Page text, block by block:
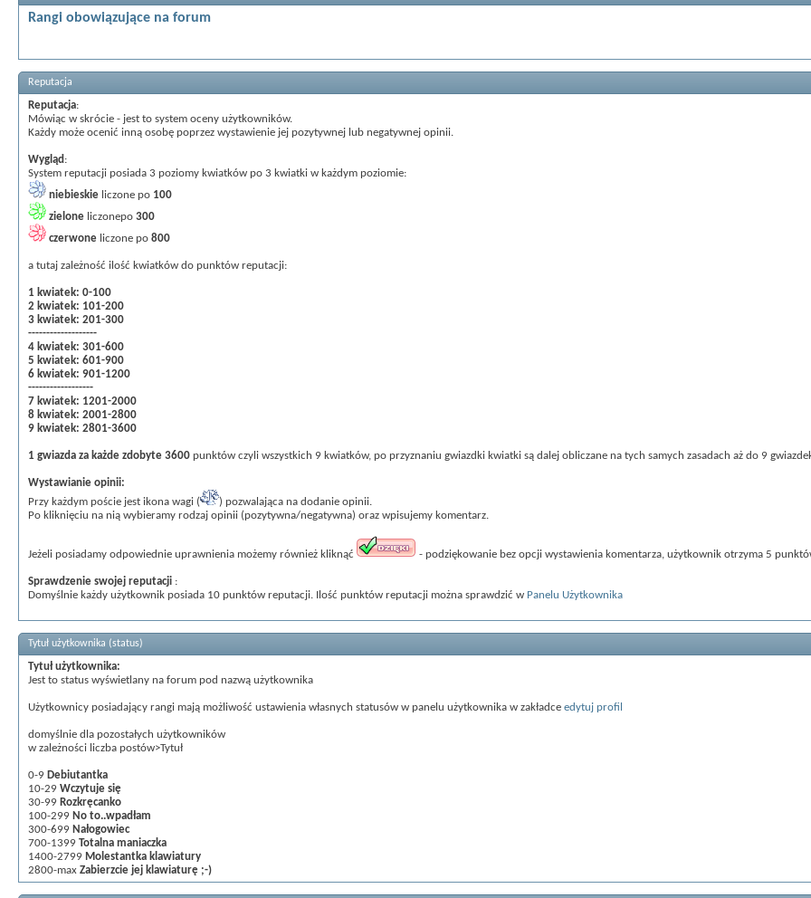
Rangi obowiązujące na forum
Reputacja
Reputacja:
Mówiąc w skrócie - jest to system oceny użytkowników.
Każdy może ocenić inną osobę poprzez wystawienie jej pozytywnej lub negatywnej opinii.
Wygląd :
System reputacji posiada 3 poziomy kwiatków po 3 kwiatki w każdym poziomie:
niebieskie liczone po 100
zielone liczonepo 300
czerwone liczone po 800
a tutaj zależność ilość kwiatków do punktów reputacji:
1 kwiatek: 0-100
2 kwiatek: 101-200
3 kwiatek: 201-300
-------------------
4 kwiatek: 301-600
5 kwiatek: 601-900
6 kwiatek: 901-1200
------------------
7 kwiatek: 1201-2000
8 kwiatek: 2001-2800
9 kwiatek: 2801-3600
1 gwiazda za każde zdobyte 3600 punktów czyli wszystkich 9 kwiatków, po przyznaniu gwiazdki kwiatki są dalej obliczane na tych samych zasadach aż do 9
Wystawianie opinii:
Przy każdym poście jest ikona wagi (
) pozwalająca na dodanie opinii.
Po kliknięciu na nią wybieramy rodzaj opinii (pozytywna/negatywna) oraz wpisujemy komentarz.
Jeżeli posiadamy odpowiednie uprawnienia możemy również kliknąć - podziękowanie bez opcji wystawienia komentarza, użytkownik otrzyma 5
Sprawdzenie swojej reputacji :
Domyślnie każdy użytkownik posiada 10 punktów reputacji. Ilość punktów reputacji można sprawdzić w Panelu Użytkownika
Tytuł użytkownika (status)
Tytuł użytkownika:
Jest to status wyświetlany na forum pod nazwą użytkownika
Użytkownicy posiadający rangi mają możliwość ustawienia własnych statusów w panelu użytkownika w zakładce edytuj profil
domyślnie dla pozostałych użytkowników
w zależności liczba postów>Tytuł
0-9 Debiutantka
10-29 Wczytuje się
30-99 Rozkręcanko
100-299 No to..wpadłam
300-699 Nałogowiec
700-1399 Totalna maniaczka
1400-2799 Molestantka klawiatury
2800-max Zabierzcie jej klawiaturę ;-)